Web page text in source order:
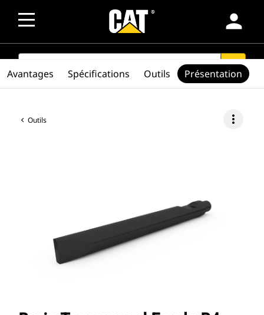
person
SEARCH search
Outils more_vert
Avantages Spécifications Outils Présentation